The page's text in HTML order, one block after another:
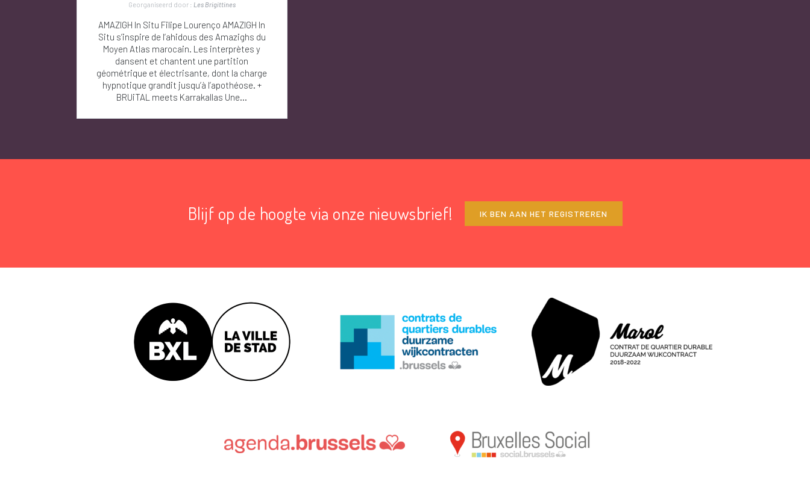
Georganiseerd door : Les Brigittines
AMAZIGH In Situ Filipe Lourenço AMAZIGH In
Situ s’inspire de l’ahidous des Amazighs du
Moyen Atlas marocain. Les interprètes y
dansent et chantent une partition
géométrique et électrisante, dont la charge
hypnotique grandit jusqu’à l’apothéose. +
BRUiTAL meets Karrakallas Une...
Blijf op de hoogte via onze nieuwsbrief! IK BEN AAN HET REGISTREREN